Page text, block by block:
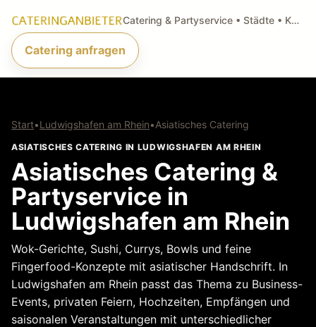
Catering & Partyservice • Städte • Küchenarten • Anfragen
Catering anfragen
Start•Ludwigshafen am Rhein•Asiatisches Catering
ASIATISCHES CATERING IN LUDWIGSHAFEN AM RHEIN
Asiatisches Catering &
Partyservice in
Ludwigshafen am Rhein
Wok-Gerichte, Sushi, Currys, Bowls und feine
Fingerfood-Konzepte mit asiatischer Handschrift. In
Ludwigshafen am Rhein passt das Thema zu Business-
Events, privaten Feiern, Hochzeiten, Empfängen und
saisonalen Veranstaltungen mit unterschiedlicher